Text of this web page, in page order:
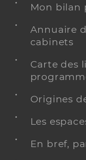
Mon bilan
Annuaire
cabinets
Carte des
Origines
Les
En bref,